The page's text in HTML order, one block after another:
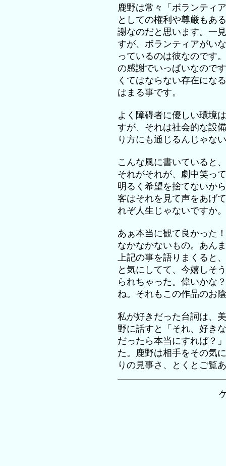
鹿野は常々「ボランティ
としての権利や尊厳もあ
謝なのだと思います。一
すが、ボランティアがい
っているのは彼なのです
の感謝でいっぱいなので
くてはならない存在にな
はまる事です。
よく障碍者に優しい環境
すが、それは社会的な設
り方にも通じるんじゃな
こんな風に書いていると
それがそれが、劇中笑っ
明るく希望を捨てないか
客はそれを見て声をあげ
れぞ人生じゃないですか。
あぁ本当に観て良かった
なかなかないもの。あん
上記の事を語りまくると
と気にしてて、今嬉しそ
られちゃった。偉いかな
ね。それもこの作品のお
私が好きだった台詞は、
野に話すと「それ、好き
だったら本当にすれば？
た。鹿野は相手をその気
りの見事さ、とくとご覧